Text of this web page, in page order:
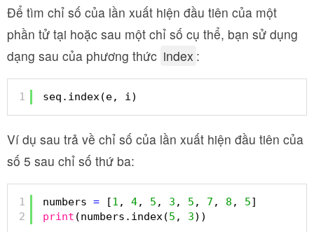
Để tìm chỉ số của lần xuất hiện đầu tiên của một
phần tử tại hoặc sau một chỉ số cụ thể, bạn sử dụng
dạng sau của phương thức index :
1 seq.index(e, i)
Ví dụ sau trả về chỉ số của lần xuất hiện đầu tiên của
số 5 sau chỉ số thứ ba:
1
2
numbers = [1 , 4, 5 , 3 , 5 , 7 , 8 , 5]
print (numbers.index(5 , 3))